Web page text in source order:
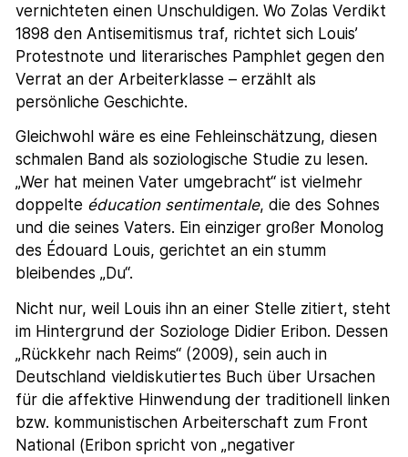
vernichteten einen Unschuldigen. Wo Zolas Verdikt
1898 den Antisemitismus traf, richtet sich Louis’
Protestnote und literarisches Pamphlet gegen den
Verrat an der Arbeiterklasse – erzählt als
persönliche Geschichte.
Gleichwohl wäre es eine Fehleinschätzung, diesen
schmalen Band als soziologische Studie zu lesen.
„Wer hat meinen Vater umgebracht“ ist vielmehr
doppelte éducation sentimentale, die des Sohnes
und die seines Vaters. Ein einziger großer Monolog
des Édouard Louis, gerichtet an ein stumm
bleibendes „Du“.
Nicht nur, weil Louis ihn an einer Stelle zitiert, steht
im Hintergrund der Soziologe Didier Eribon. Dessen
„Rückkehr nach Reims“ (2009), sein auch in
Deutschland vieldiskutiertes Buch über Ursachen
für die affektive Hinwendung der traditionell linken
bzw. kommunistischen Arbeiterschaft zum Front
National (Eribon spricht von „negativer